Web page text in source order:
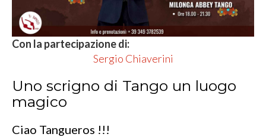
Con la partecipazione di:
Sergio Chiaverini
Uno scrigno di Tango un luogo
magico
Ciao Tangueros !!!